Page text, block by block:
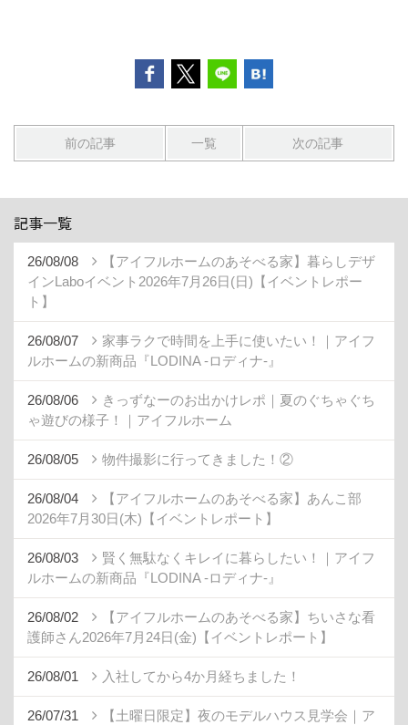
前の記事 一覧 次の記事
記事一覧
26/08/08
【アイフルホームのあそべる家】暮らしデザ
インLaboイベント2026年7月26日(日)【イベントレポー
ト】
26/08/07
家事ラクで時間を上手に使いたい！｜アイフ
ルホームの新商品『LODINA -ロディナ-』
26/08/06
きっずなーのお出かけレポ｜夏のぐちゃぐち
ゃ遊びの様子！｜アイフルホーム
26/08/05 物件撮影に行ってきました！②
26/08/04
【アイフルホームのあそべる家】あんこ部
2026年7月30日(木)【イベントレポート】
26/08/03
賢く無駄なくキレイに暮らしたい！｜アイフ
ルホームの新商品『LODINA -ロディナ-』
26/08/02
【アイフルホームのあそべる家】ちいさな看
護師さん2026年7月24日(金)【イベントレポート】
26/08/01 入社してから4か月経ちました！
26/07/31
【土曜日限定】夜のモデルハウス見学会｜ア